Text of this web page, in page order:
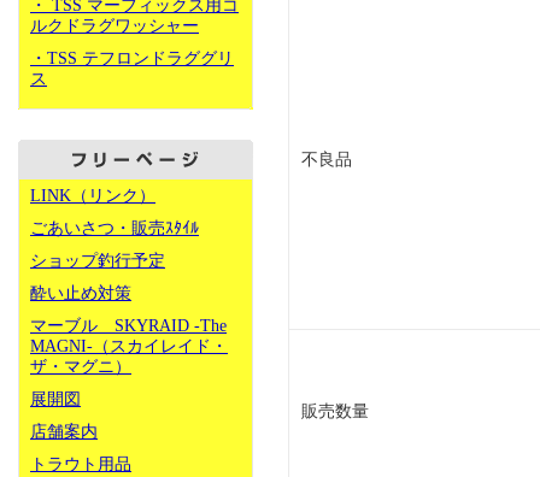
・ TSS マーフィックス用コ
ルクドラグワッシャー
・TSS テフロンドラググリ
ス
LINK（リンク）
ごあいさつ・販売ｽﾀｲﾙ
ショップ釣行予定
酔い止め対策
マーブル SKYRAID -The
MAGNI-（スカイレイド・
ザ・マグニ）
展開図
店舗案内
トラウト用品
不良品
販売数量